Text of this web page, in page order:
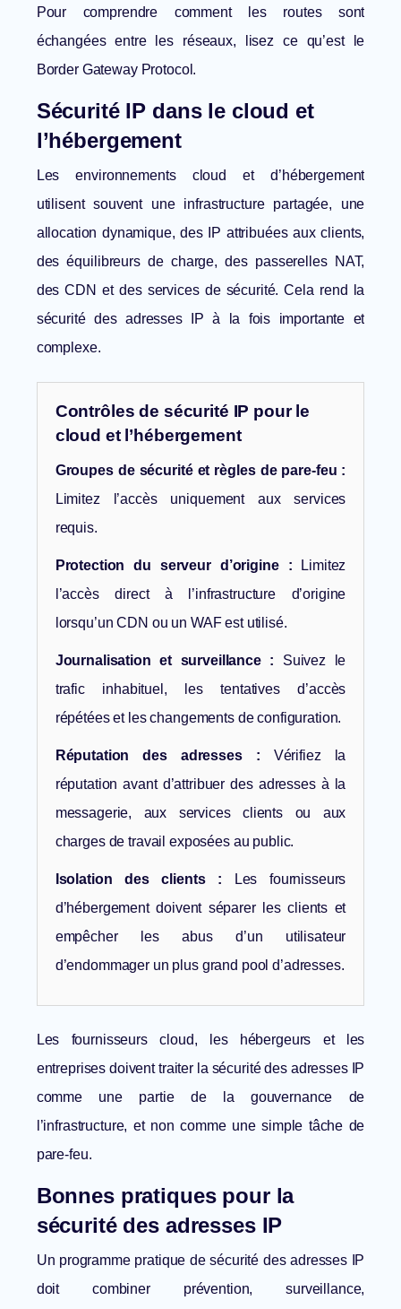
Pour comprendre comment les routes sont
échangées entre les réseaux, lisez ce qu’est le
Border Gateway Protocol .
Sécurité IP dans le cloud et
l’hébergement
Les environnements cloud et d’hébergement
utilisent souvent une infrastructure partagée, une
allocation dynamique, des IP attribuées aux clients,
des équilibreurs de charge, des passerelles NAT,
des CDN et des services de sécurité. Cela rend la
sécurité des adresses IP à la fois importante et
complexe.
Contrôles de sécurité IP pour le
cloud et l’hébergement
Groupes de sécurité et règles de pare-feu :
Limitez l’accès uniquement aux services
requis.
Protection du serveur d’origine : Limitez
l’accès direct à l’infrastructure d’origine
lorsqu’un CDN ou un WAF est utilisé.
Journalisation et surveillance : Suivez le
trafic inhabituel, les tentatives d’accès
répétées et les changements de configuration.
Réputation des adresses : Vérifiez la
réputation avant d’attribuer des adresses à la
messagerie, aux services clients ou aux
charges de travail exposées au public.
Isolation des clients : Les fournisseurs
d’hébergement doivent séparer les clients et
empêcher les abus d’un utilisateur
d’endommager un plus grand pool d’adresses.
Les fournisseurs cloud, les hébergeurs et les
entreprises doivent traiter la sécurité des adresses IP
comme une partie de la gouvernance de
l’infrastructure, et non comme une simple tâche de
pare-feu.
Bonnes pratiques pour la
sécurité des adresses IP
Un programme pratique de sécurité des adresses IP
doit combiner prévention, surveillance,